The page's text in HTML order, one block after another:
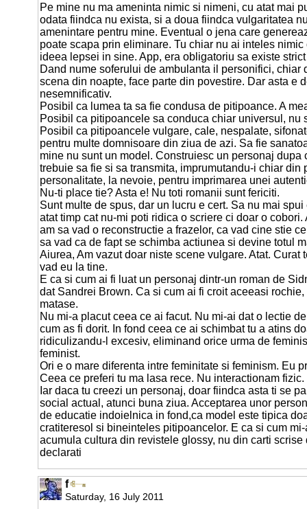
Pe mine nu ma ameninta nimic si nimeni, cu atat mai
odata fiindca nu exista, si a doua fiindca vulgaritatea
amenintare pentru mine. Eventual o jena care
poate scapa prin eliminare. Tu chiar nu ai inteles
ideea lepsei in sine. App, era obligatoriu sa existe
Dand nume soferului de ambulanta il personifici, chiar
scena din noapte, face parte din povestire. Dar asta e
nesemnificativ.
Posibil ca lumea ta sa fie condusa de pitipoance. A
Posibil ca pitipoancele sa conduca chiar universul, nu
Posibil ca pitipoancele vulgare, cale, nespalate,
pentru multe domnisoare din ziua de azi. Sa fie
mine nu sunt un model. Construiesc un personaj dupa
trebuie sa fie si sa transmita, imprumutandu-i chiar din
personalitate, la nevoie, pentru imprimarea unei
Nu-ti place tie? Asta e! Nu toti romanii sunt fericiti.
Sunt multe de spus, dar un lucru e cert. Sa nu mai
atat timp cat nu-mi poti ridica o scriere ci doar o cobori.
am sa vad o reconstructie a frazelor, ca vad cine stie
sa vad ca de fapt se schimba actiunea si devine totul
Aiurea, Am vazut doar niste scene vulgare. Atat. Curat
vad eu la tine.
E ca si cum ai fi luat un personaj dintr-un roman de
dat Sandrei Brown. Ca si cum ai fi croit aceeasi
matase.
Nu mi-a placut ceea ce ai facut. Nu mi-ai dat o lectie
cum as fi dorit. In fond ceea ce ai schimbat tu a atins
ridiculizandu-l excesiv, eliminand orice urma de
feminist.
Ori e o mare diferenta intre feminitate si feminism. Eu
Ceea ce preferi tu ma lasa rece. Nu interactionam fizic.
Iar daca tu creezi un personaj, doar fiindca asta ti se
social actual, atunci buna ziua. Acceptarea unor
de educatie indoielnica in fond,ca model este tipica
cratiteresol si bineinteles pitipoancelor. E ca si cum
acumula cultura din revistele glossy, nu din carti
declarati
f
Saturday, 16 July 2011